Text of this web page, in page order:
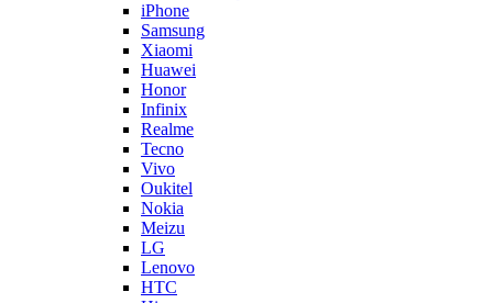
iPhone
Samsung
Xiaomi
Huawei
Honor
Infinix
Realme
Tecno
Vivo
Oukitel
Nokia
Meizu
LG
Lenovo
HTC